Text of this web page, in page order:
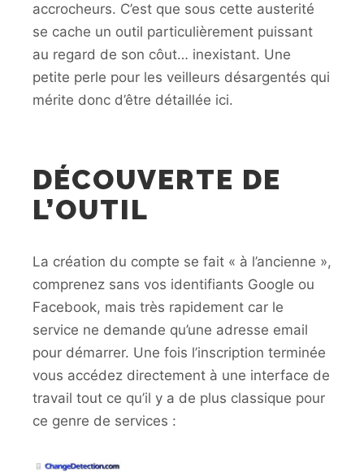
accrocheurs. C’est que sous cette austerité
se cache un outil particulièrement puissant
au regard de son côut… inexistant. Une
petite perle pour les veilleurs désargentés qui
mérite donc d’être détaillée ici.
DÉCOUVERTE DE
L’OUTIL
La création du compte se fait « à l’ancienne »,
comprenez sans vos identifiants Google ou
Facebook, mais très rapidement car le
service ne demande qu’une adresse email
pour démarrer. Une fois l’inscription terminée
vous accédez directement à une interface de
travail tout ce qu’il y a de plus classique pour
ce genre de services :